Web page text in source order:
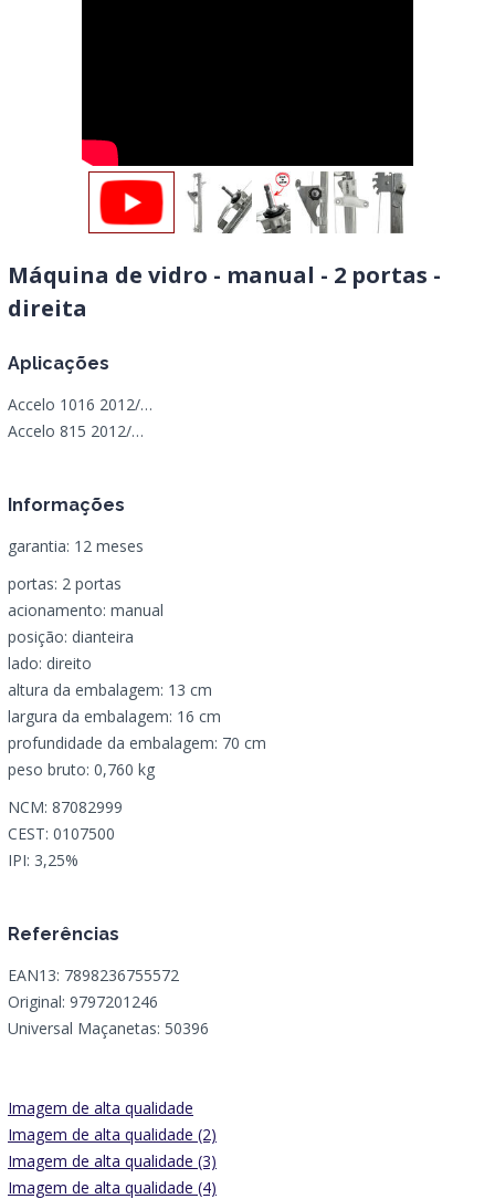
Máquina de vidro - manual - 2 portas -
direita
Aplicações
Accelo 1016 2012/…
Accelo 815 2012/…
Informações
garantia: 12 meses
portas: 2 portas
acionamento: manual
posição: dianteira
lado: direito
altura da embalagem: 13 cm
largura da embalagem: 16 cm
profundidade da embalagem: 70 cm
peso bruto: 0,760 kg
NCM: 87082999
CEST: 0107500
IPI: 3,25%
Referências
EAN13: 7898236755572
Original: 9797201246
Universal Maçanetas: 50396
Imagem de alta qualidade
Imagem de alta qualidade (2)
Imagem de alta qualidade (3)
Imagem de alta qualidade (4)